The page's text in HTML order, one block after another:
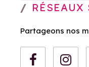
RÉSEAUX
Partageons nos